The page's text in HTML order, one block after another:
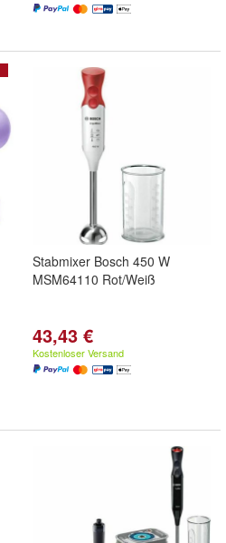
Stabmixer Bosch 450 W
MSM64110 Rot/Weiß
43,43 €
Kostenloser Versand